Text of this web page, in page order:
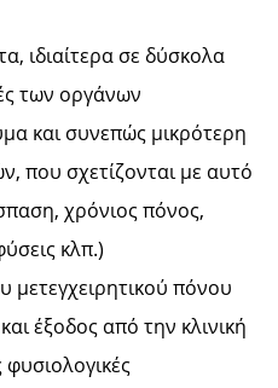
ιδιαίτερα σε δύσκολα
των οργάνων
και συνεπώς μικρότερη
που σχετίζονται με αυτό
χρόνιος πόνος,
κλπ.)
μετεγχειρητικού πόνου
έξοδος από την κλινική